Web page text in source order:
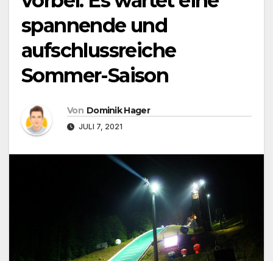
spannende und
aufschlussreiche
Sommer-Saison
Von Dominik Hager
JULI 7, 2021